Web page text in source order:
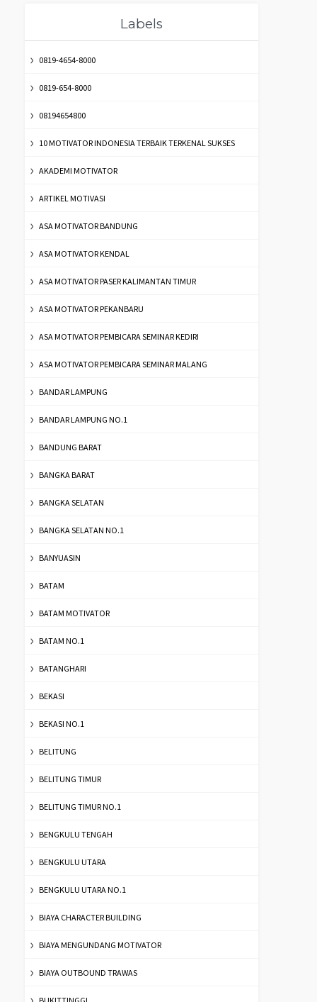
Labels
0819-4654-8000
0819-654-8000
08194654800
10 MOTIVATOR INDONESIA TERBAIK TERKENAL SUKSES
AKADEMI MOTIVATOR
ARTIKEL MOTIVASI
ASA MOTIVATOR BANDUNG
ASA MOTIVATOR KENDAL
ASA MOTIVATOR PASER KALIMANTAN TIMUR
ASA MOTIVATOR PEKANBARU
ASA MOTIVATOR PEMBICARA SEMINAR KEDIRI
ASA MOTIVATOR PEMBICARA SEMINAR MALANG
BANDAR LAMPUNG
BANDAR LAMPUNG NO.1
BANDUNG BARAT
BANGKA BARAT
BANGKA SELATAN
BANGKA SELATAN NO.1
BANYUASIN
BATAM
BATAM MOTIVATOR
BATAM NO.1
BATANGHARI
BEKASI
BEKASI NO.1
BELITUNG
BELITUNG TIMUR
BELITUNG TIMUR NO.1
BENGKULU TENGAH
BENGKULU UTARA
BENGKULU UTARA NO.1
BIAYA CHARACTER BUILDING
BIAYA MENGUNDANG MOTIVATOR
BIAYA OUTBOUND TRAWAS